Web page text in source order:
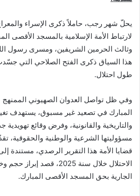
يحلّ شهر رجب، حاملاً ذكرى الإسراء
لارتباط الأمة الإسلامية بالمسجد الأقصى
وثالث الحرمين الشريفين، ومسرى رسول
هذا السياق ذكرى الفتح الصلاحي التي
طول احتلال.
وفي ظل تواصل العدوان الصهيوني
المبارك في تصعيد غير مسبوق، يستهدف
والتاريخية والقانونية، وفرض وقائع تهويدية
مسؤوليتها الشرعية والوطنية والحقوقية،
قضايا الأمة هذا التقرير الرصدي، مستندة
الاحتلال خلال سنة 2025، قصد
الجارية بحق المسجد الأقصى المبارك.